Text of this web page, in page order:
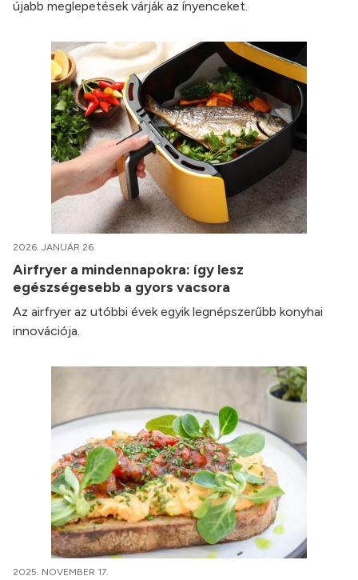
újabb meglepetések várják az ínyenceket.
2026. JANUÁR 26.
Airfryer a mindennapokra: így lesz
egészségesebb a gyors vacsora
Az airfryer az utóbbi évek egyik legnépszerűbb konyhai
innovációja.
2025. NOVEMBER 17.